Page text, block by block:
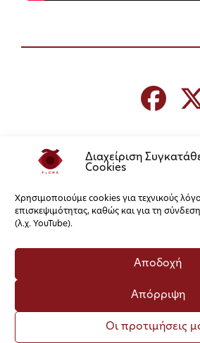
Διαχείριση
Cookies
Χρησιμοποιούμε cookies για τεχνικούς
επισκεψιμότητας, καθώς και για τη
(λ.χ. YouTube).
Αποδοχή
Απόρριψη
Οι προτιμήσεις